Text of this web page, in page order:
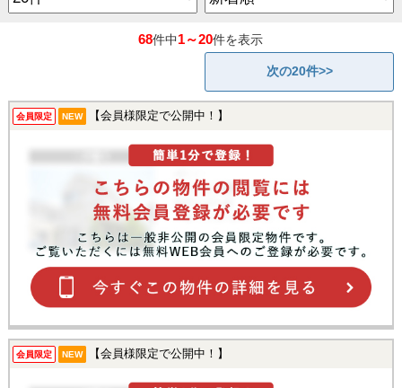
68件中1～20件を表示
次の20件>>
会員限定 NEW 【会員様限定で公開中！】
会員限定 NEW 【会員様限定で公開中！】